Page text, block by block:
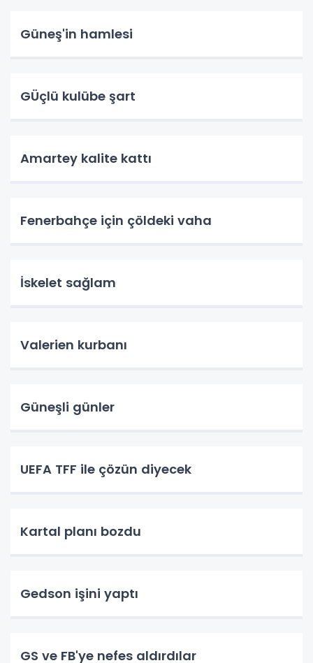
Güneş'in hamlesi
GÜçlü kulübe şart
Amartey kalite kattı
Fenerbahçe için çöldeki vaha
İskelet sağlam
Valerien kurbanı
Güneşli günler
UEFA TFF ile çözün diyecek
Kartal planı bozdu
Gedson işini yaptı
GS ve FB'ye nefes aldırdılar